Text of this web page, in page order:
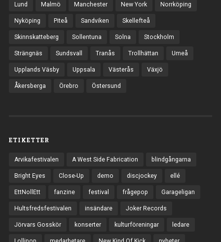
Lund Malmö Manchester New York Norrköping
Nyköping Piteå Sandviken Skellefteå
Skinnskatteberg Sollentuna Solna Stockholm
Strängnäs Sundsvall Tranås Trollhättan Umeå
Upplands Väsby Uppsala Västerås Växjö
Åkersberga Örebro Östersund
ETIKETTER
Arvikafestivalen A West Side Fabrication blindgångarna
Bright Eyes Close-Up demo discjockey ellé
EttNollEtt fanzine festival frågepop Garageligan
Hultsfredsfestivalen insändare Joker Records
Jörvars Gosskör konserter kulturföreningar ledare